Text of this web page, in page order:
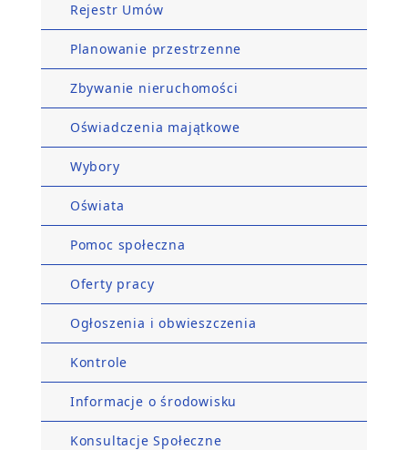
Rejestr Umów
Planowanie przestrzenne
Zbywanie nieruchomości
Oświadczenia majątkowe
Wybory
Oświata
Pomoc społeczna
Oferty pracy
Ogłoszenia i obwieszczenia
Kontrole
Informacje o środowisku
Konsultacje Społeczne